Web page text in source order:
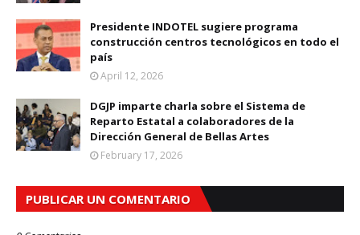
Presidente INDOTEL sugiere programa
construcción centros tecnológicos en todo el
país
April 12, 2026
DGJP imparte charla sobre el Sistema de
Reparto Estatal a colaboradores de la
Dirección General de Bellas Artes
February 17, 2026
PUBLICAR UN COMENTARIO